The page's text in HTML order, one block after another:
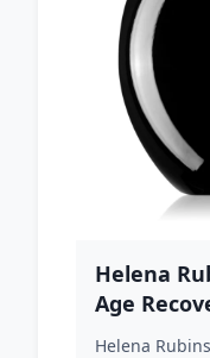
Helena
Age
ženy 100
Helena